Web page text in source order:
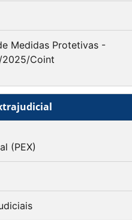
Medidas Protetivas -
2025/Coint
(PEX)